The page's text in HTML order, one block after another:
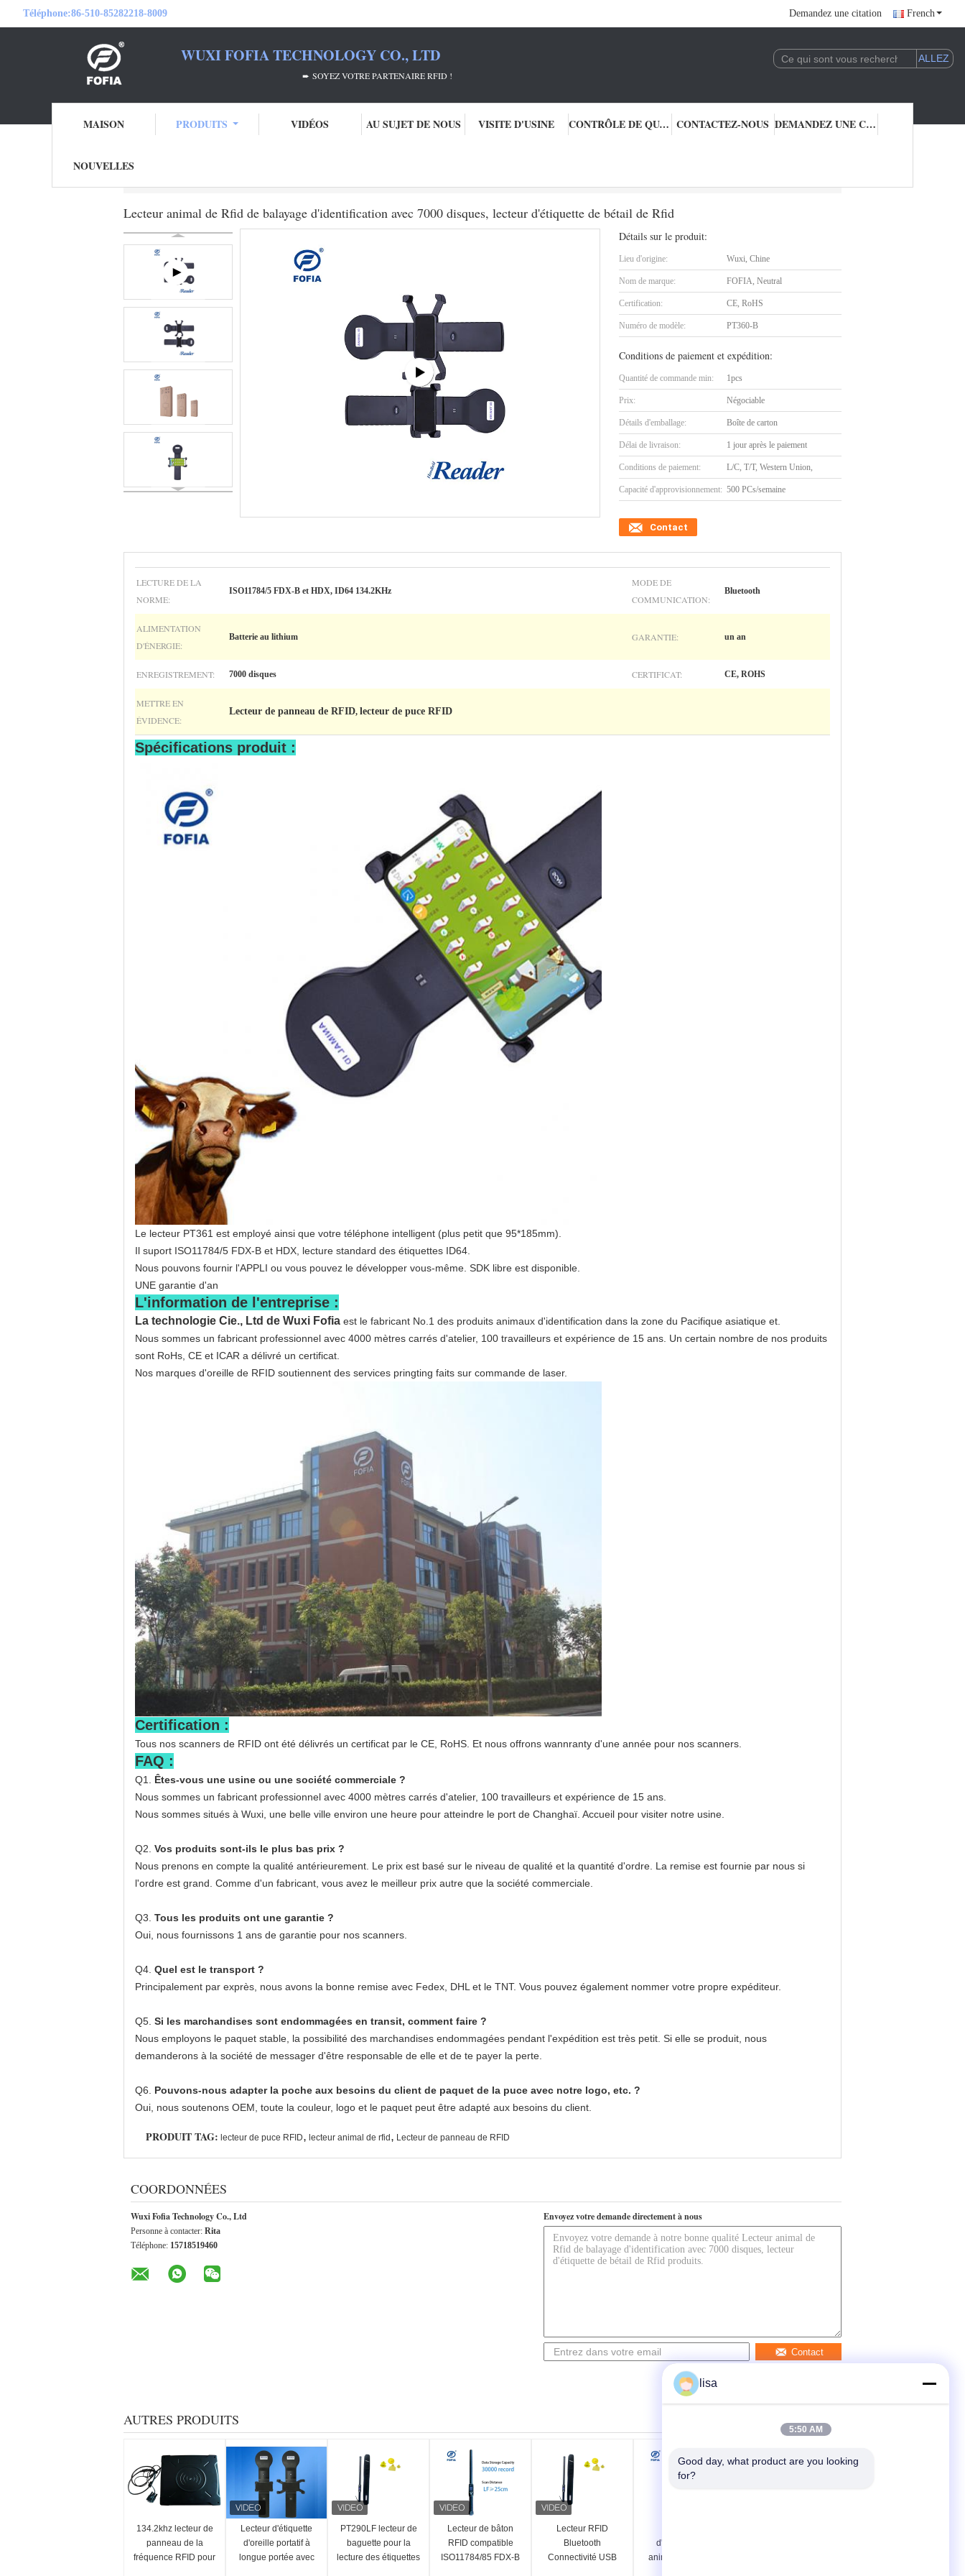
Téléphone:86-510-85282218-8009 Demandez une citation French
WUXI FOFIA TECHNOLOGY CO., LTD
➨ SOYEZ VOTRE PARTENAIRE RFID !
MAISON PRODUITS VIDÉOS AU SUJET DE NOUS VISITE D'USINE CONTRÔLE DE QUALITÉ CONTACTEZ-NOUS DEMANDEZ UNE CITATION
NOUVELLES
Lecteur animal de Rfid de balayage d'identification avec 7000 disques, lecteur d'étiquette de bétail de Rfid
Détails sur le produit:
Lieu d'origine: Wuxi, Chine
Nom de marque: FOFIA, Neutral
Certification: CE, RoHS
Numéro de modèle: PT360-B
Conditions de paiement et expédition:
Quantité de commande min: 1pcs
Prix: Négociable
Détails d'emballage: Boîte de carton
Délai de livraison: 1 jour après le paiement
Conditions de paiement: L/C, T/T, Western Union,
Capacité d'approvisionnement: 500 PCs/semaine
Contact
LECTURE DE LA
NORME:
ISO11784/5 FDX-B et HDX, ID64 134.2KHz
MODE DE
COMMUNICATION:
Bluetooth
ALIMENTATION
D'ÉNERGIE:
Batterie au lithium GARANTIE: un an
ENREGISTREMENT: 7000 disques CERTIFICAT: CE, ROHS
METTRE EN
ÉVIDENCE:
Lecteur de panneau de RFID, lecteur de puce RFID
Spécifications produit :
Le lecteur PT361 est employé ainsi que votre téléphone intelligent (plus petit que 95*185mm).
Il suport ISO11784/5 FDX-B et HDX, lecture standard des étiquettes ID64.
Nous pouvons fournir l'APPLI ou vous pouvez le développer vous-même. SDK libre est disponible.
UNE garantie d'an
L'information de l'entreprise :
La technologie Cie., Ltd de Wuxi Fofia est le fabricant No.1 des produits animaux d'identification dans la zone du Pacifique asiatique et.
Nous sommes un fabricant professionnel avec 4000 mètres carrés d'atelier, 100 travailleurs et expérience de 15 ans. Un certain nombre de nos produits
sont RoHs, CE et ICAR a délivré un certificat.
Nos marques d'oreille de RFID soutiennent des services pringting faits sur commande de laser.
Certification :
Tous nos scanners de RFID ont été délivrés un certificat par le CE, RoHS. Et nous offrons wannranty d'une année pour nos scanners.
FAQ :
Q1. Êtes-vous une usine ou une société commerciale ?
Nous sommes un fabricant professionnel avec 4000 mètres carrés d'atelier, 100 travailleurs et expérience de 15 ans.
Nous sommes situés à Wuxi, une belle ville environ une heure pour atteindre le port de Changhaï. Accueil pour visiter notre usine.
Q2. Vos produits sont-ils le plus bas prix ?
Nous prenons en compte la qualité antérieurement. Le prix est basé sur le niveau de qualité et la quantité d'ordre. La remise est fournie par nous si
l'ordre est grand. Comme d'un fabricant, vous avez le meilleur prix autre que la société commerciale.
Q3. Tous les produits ont une garantie ?
Oui, nous fournissons 1 ans de garantie pour nos scanners.
Q4. Quel est le transport ?
Principalement par exprès, nous avons la bonne remise avec Fedex, DHL et le TNT. Vous pouvez également nommer votre propre expéditeur.
Q5. Si les marchandises sont endommagées en transit, comment faire ?
Nous employons le paquet stable, la possibilité des marchandises endommagées pendant l'expédition est très petit. Si elle se produit, nous
demanderons à la société de messager d'être responsable de elle et de te payer la perte.
Q6. Pouvons-nous adapter la poche aux besoins du client de paquet de la puce avec notre logo, etc. ?
Oui, nous soutenons OEM, toute la couleur, logo et le paquet peut être adapté aux besoins du client.
PRODUIT TAG: lecteur de puce RFID, lecteur animal de rfid , Lecteur de panneau de RFID
COORDONNÉES
Wuxi Fofia Technology Co., Ltd
Personne à contacter: Rita
Téléphone: 15718519460
Envoyez votre demande directement à nous
Contact
AUTRES PRODUITS
134.2khz lecteur de
panneau de la
fréquence RFID pour
Lecteur d'étiquette
d'oreille portatif à
longue portée avec
PT290LF lecteur de
baguette pour la
lecture des étiquettes
Lecteur de bâton
RFID compatible
ISO11784/85 FDX-B
Lecteur RFID
Bluetooth
Connectivité USB
d'identification
animale de qualité
lisa
5:50 AM
Good day, what product are you looking
for?